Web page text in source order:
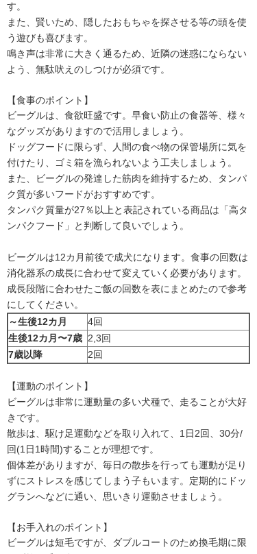
す。
また、賢いため、隠したおもちゃを探させる等の頭を使
う遊びも喜びます。
鳴き声は非常に大きく通るため、近隣の迷惑にならない
よう、無駄吠えのしつけが必須です。
【食事のポイント】
ビーグルは、食欲旺盛です。早食い防止の食器等、様々
なグッズがありますので活用しましょう。
ドッグフードに限らず、人間の食べ物の保管場所に気を
付けたり、ゴミ箱を漁られないよう工夫しましょう。
また、ビーグルの発達した筋肉を維持するため、タンパ
ク質が多いフードがおすすめです。
タンパク質量が27％以上と表記されている商品は「高タ
ンパクフード」と判断して良いでしょう。
ビーグルは12カ月前後で成犬になります。食事の回数は
消化器系の成長に合わせて変えていく必要があります。
成長段階に合わせたご飯の回数を表にまとめたので参考
にしてください。
～生後12カ月
4回
生後12カ月〜7歳 2,3回
7歳以降 2回
【運動のポイント】
ビーグルは非常に運動量の多い犬種で、走ることが大好
きです。
散歩は、駆け足運動などを取り入れて、1日2回、30分/
回(1日1時間)することが理想です。
個体差がありますが、毎日の散歩を行っても運動が足り
ずにストレスを感じてしまう子もいます。定期的にドッ
グランへなどに通い、思いきり運動させましょう。
【お手入れのポイント】
ビーグルは短毛ですが、ダブルコートのため換毛期に限